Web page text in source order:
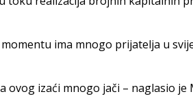
ima mnogo prijatelja u
ovog izaći mnogo jači – naglasio je